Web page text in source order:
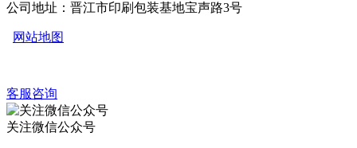
公司地址：晋江市印刷包装基地宝声路3号
网站地图
客服咨询
关注微信公众号